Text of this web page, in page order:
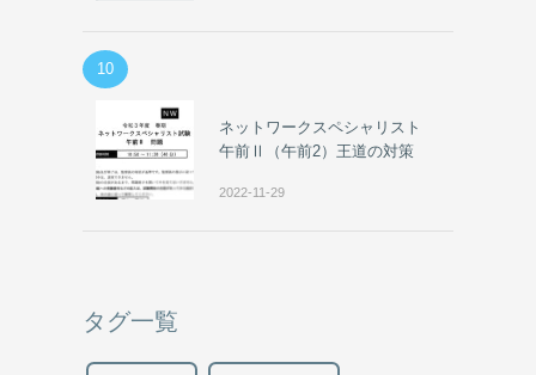
10
ネットワークスペシャリスト
午前Ⅱ（午前2）王道の対策
2022-11-29
タグ一覧